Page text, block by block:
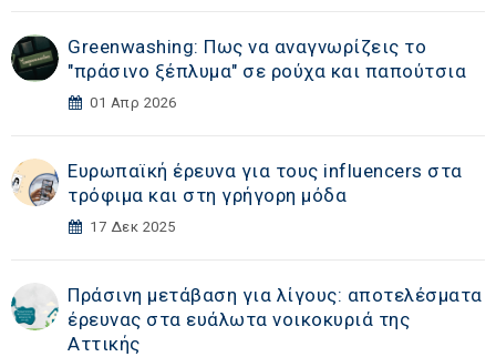
Greenwashing: Πως να αναγνωρίζεις το
"πράσινο ξέπλυμα" σε ρούχα και παπούτσια
01 Απρ 2026
Ευρωπαϊκή έρευνα για τους influencers στα
τρόφιμα και στη γρήγορη μόδα
17 Δεκ 2025
Πράσινη μετάβαση για λίγους: αποτελέσματα
έρευνας στα ευάλωτα νοικοκυριά της
Αττικής